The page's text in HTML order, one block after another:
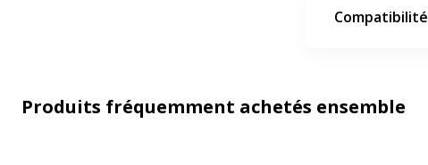
Compatibilité
Produits fréquemment achetés ensemble